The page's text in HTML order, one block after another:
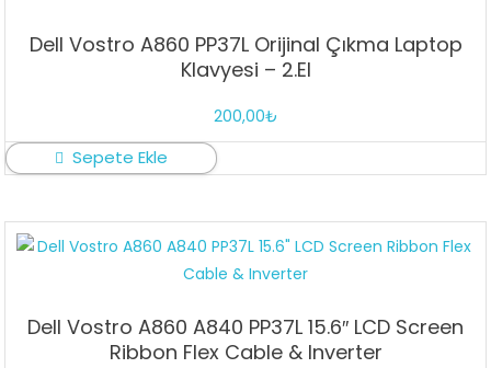
Dell Vostro A860 PP37L Orijinal Çıkma Laptop
Klavyesi – 2.El
200,00₺
Sepete Ekle
Dell Vostro A860 A840 PP37L 15.6″ LCD Screen
Ribbon Flex Cable & Inverter